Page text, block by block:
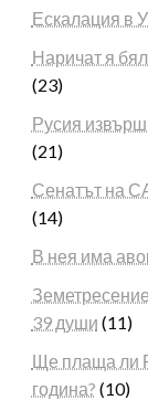
Ескалация в
Наричат я
(23)
Русия
(21)
Сенатът на
(14)
В нея има
39 души (11)
Ще плаща ли
година? (10)